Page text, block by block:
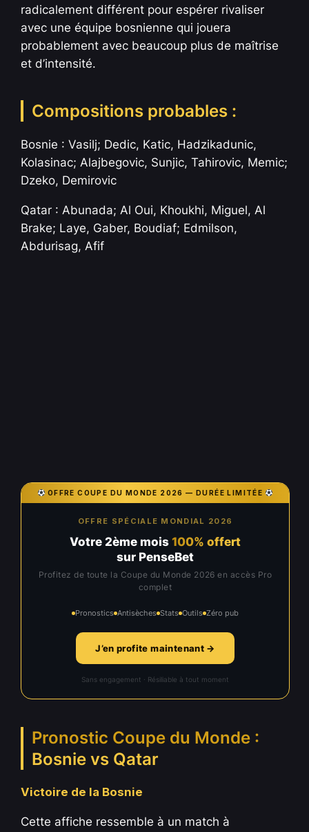
radicalement différent pour espérer rivaliser
avec une équipe bosnienne qui jouera
probablement avec beaucoup plus de maîtrise
et d’intensité.
Compositions probables :
Bosnie : Vasilj; Dedic, Katic, Hadzikadunic,
Kolasinac; Alajbegovic, Sunjic, Tahirovic, Memic;
Dzeko, Demirovic
Qatar : Abunada; Al Oui, Khoukhi, Miguel, Al
Brake; Laye, Gaber, Boudiaf; Edmilson,
Abdurisag, Afif
OFFRE COUPE DU MONDE 2026 — DURÉE LIMITÉE
OFFRE SPÉCIALE MONDIAL 2026
Votre 2ème mois 100% offert
sur PenseBet
Profitez de toute la Coupe du Monde 2026 en accès Pro
complet
Pronostics Antisèches Stats Outils Zéro pub
J’en profite maintenant →
Sans engagement · Résiliable à tout moment
Pronostic Coupe du Monde :
Bosnie vs Qatar
Victoire de la Bosnie
Cette affiche ressemble à un match à